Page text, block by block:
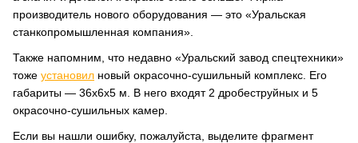
производитель нового оборудования — это «Уральская
станкопромышленная компания».
Также напомним, что недавно «Уральский завод спецтехники»
тоже установил новый окрасочно-сушильный комплекс. Его
габариты — 36x6x5 м. В него входят 2 дробеструйных и 5
окрасочно-сушильных камер.
Если вы нашли ошибку, пожалуйста, выделите фрагмент